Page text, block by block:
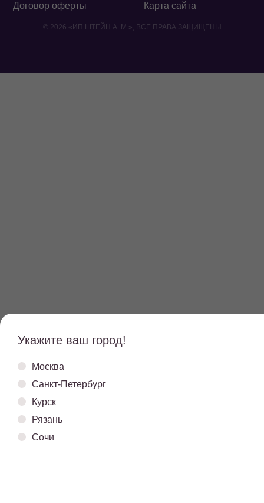
© 2026 «ИП ШТЕЙН А. М.», ВСЕ ПРАВА ЗАЩИЩЕНЫ
Договор оферты Карта сайта
Укажите ваш город!
Москва
Санкт-Петербург
Курск
Рязань
Сочи